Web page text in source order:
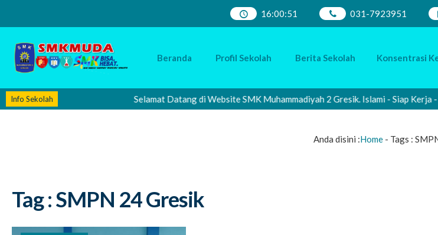
16:00:52 031-7923951
Beranda Profil Sekolah Berita Sekolah Konsentrasi
Info Sekolah Selamat Datang di Website SMK Muhammadiyah 2 Gresik. Islami - Siap Kerja -
Anda disini :Home - Tags :
Tag : SMPN 24 Gresik